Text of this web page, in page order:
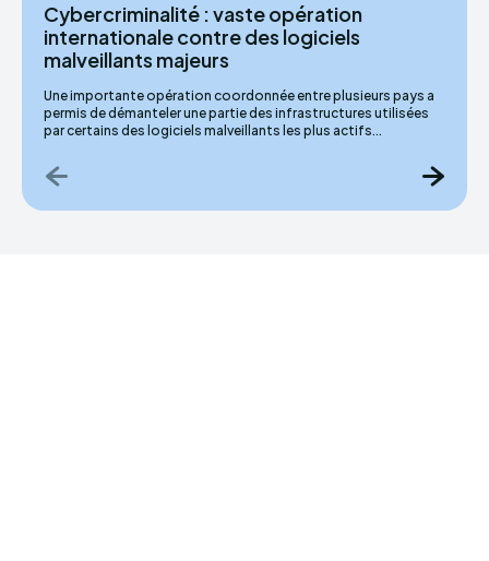
Cybercriminalité : vaste opération
internationale contre des logiciels
malveillants majeurs
Une importante opération coordonnée entre plusieurs pays a
permis de démanteler une partie des infrastructures utilisées
par certains des logiciels malveillants les plus actifs...